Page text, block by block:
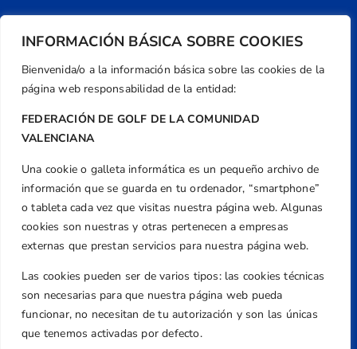
INFORMACIÓN BÁSICA SOBRE COOKIES
Bienvenida/o a la información básica sobre las cookies de la
página web responsabilidad de la entidad:
FEDERACIÓN DE GOLF DE LA COMUNIDAD
VALENCIANA
Una cookie o galleta informática es un pequeño archivo de
información que se guarda en tu ordenador, “smartphone”
o tableta cada vez que visitas nuestra página web. Algunas
cookies son nuestras y otras pertenecen a empresas
externas que prestan servicios para nuestra página web.
Las cookies pueden ser de varios tipos: las cookies técnicas
son necesarias para que nuestra página web pueda
funcionar, no necesitan de tu autorización y son las únicas
que tenemos activadas por defecto.
Dirección
Centre de L´Esport, Carrer d'Isaac Peral i
Caballero, Nº 5, Despachos 2 y 3, 46980,
Valencia
+34 961 367 799
Email
federacion@golfcv.com